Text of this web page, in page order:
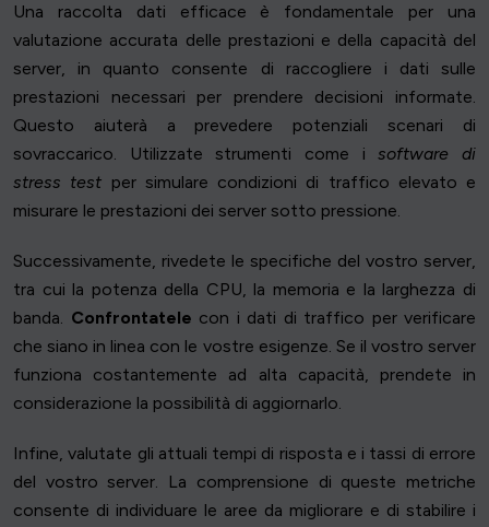
Una raccolta dati efficace è fondamentale per una
valutazione accurata delle prestazioni e della capacità del
server, in quanto consente di raccogliere i dati sulle
prestazioni necessari per prendere decisioni informate.
Questo aiuterà a prevedere potenziali scenari di
sovraccarico. Utilizzate strumenti come isoftware di
stress test per simulare condizioni di traffico elevato e
misurare le prestazioni dei server sotto pressione.
Successivamente, rivedete le specifiche del vostro server,
tra cui la potenza della CPU, la memoria e la larghezza di
banda. Confrontatele con i dati di traffico per verificare
che siano in linea con le vostre esigenze. Se il vostro server
funziona costantemente ad alta capacità, prendete in
considerazione la possibilità di aggiornarlo.
Infine, valutate gli attuali tempi di risposta e i tassi di errore
del vostro server. La comprensione di queste metriche
consente di individuare le aree da migliorare e di stabilire i